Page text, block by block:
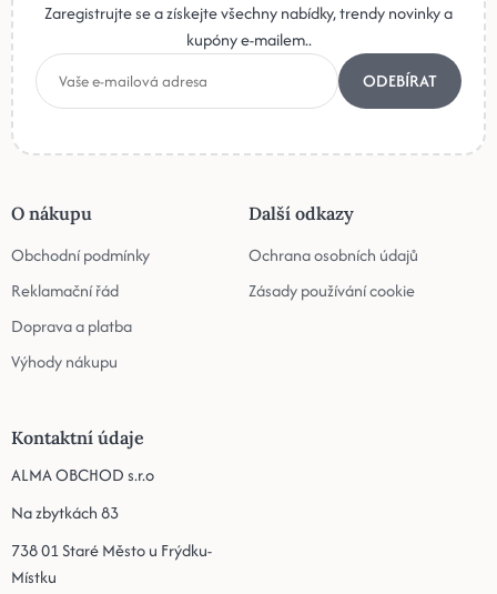
Zaregistrujte se a získejte všechny nabídky, trendy novinky a
kupóny e-mailem..
ODEBÍRAT
O nákupu
Obchodní podmínky
Reklamační řád
Doprava a platba
Výhody nákupu
Další odkazy
Ochrana osobních údajů
Zásady používání cookie
Kontaktní údaje
ALMA OBCHOD s.r.o
Na zbytkách 83
738 01 Staré Město u Frýdku-
Místku